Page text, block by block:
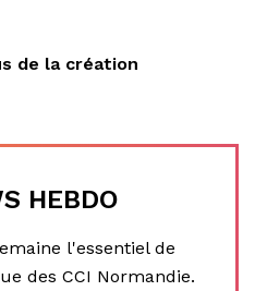
de la création
HEBDO
l'essentiel de
des CCI Normandie.